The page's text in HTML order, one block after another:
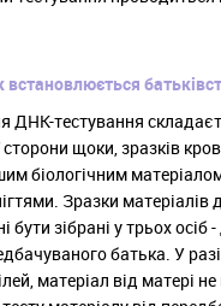
встановлюється
ДНК-тестування
сторони щоки, зразків
біологічним
Зразки матеріалів
бути зібрані у трьох осіб
батька. У
матеріал від матері